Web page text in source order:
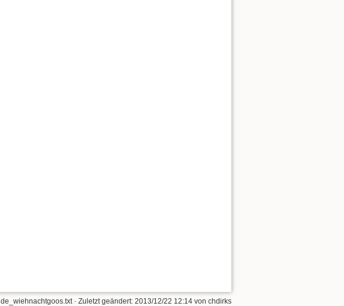
de_wiehnachtgoos.txt· Zuletzt geändert: 2013/12/22 12:14 von chdirks